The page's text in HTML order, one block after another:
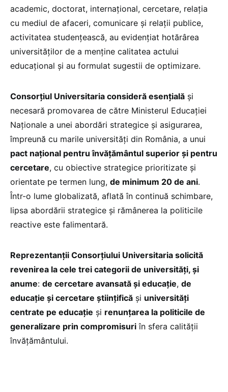
academic, doctorat, internațional, cercetare, relația
cu mediul de afaceri, comunicare și relații publice,
activitatea studențească, au evidențiat hotărârea
universităților de a menține calitatea actului
educațional și au formulat sugestii de optimizare.
Consorțiul Universitaria consideră esențială și
necesară promovarea de către Ministerul Educației
Naționale a unei abordări strategice și asigurarea,
împreună cu marile universități din România, a unui
pact național pentru învățământul superior și pentru
cercetare, cu obiective strategice prioritizate și
orientate pe termen lung, de minimum 20 de ani.
Într-o lume globalizată, aflată în continuă schimbare,
lipsa abordării strategice și rămânerea la politicile
reactive este falimentară.
Reprezentanții Consorțiului Universitaria solicită
revenirea la cele trei categorii de universități, și
anume: de cercetare avansată și educație, de
educație și cercetare științifică și universități
centrate pe educație și renunțarea la politicile de
generalizare prin compromisuri în sfera calității
învățământului.